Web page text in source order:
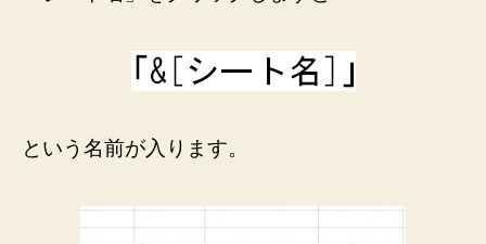
という名前が入ります。